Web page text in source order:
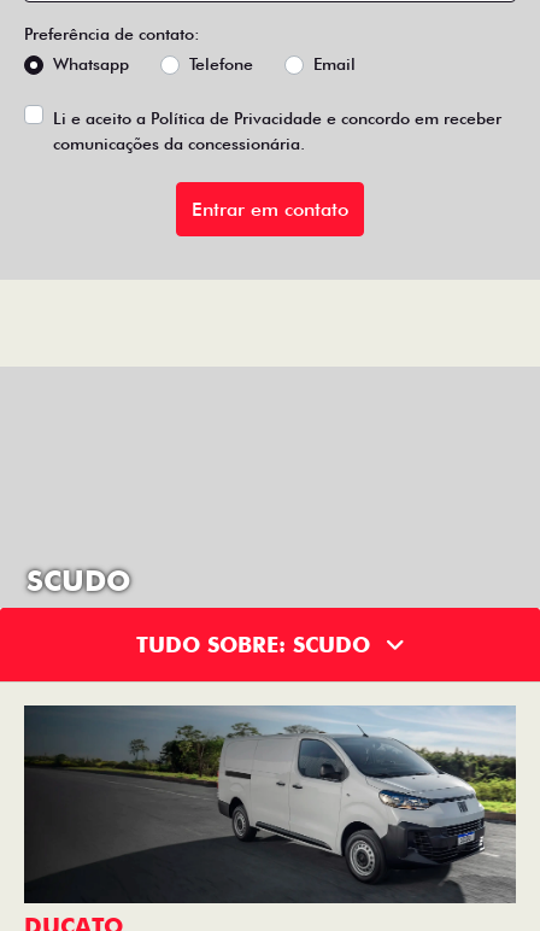
Preferência de contato:
Whatsapp
Telefone Email
Li e aceito a Política de Privacidade e concordo em receber
comunicações da concessionária.
Entrar em contato
SCUDO
TUDO SOBRE: SCUDO